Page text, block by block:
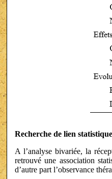
Recherche de lien
A l’analyse bivariée, la
retrouvé une association
d’autre part l’observance